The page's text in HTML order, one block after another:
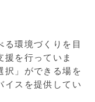
る環境づくりを目
援を行っていま
択」ができる場を
イスを提供してい